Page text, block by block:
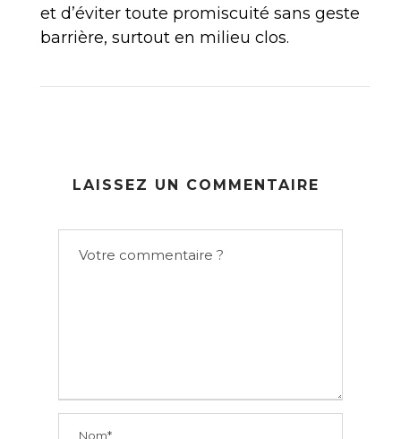
et d’éviter toute promiscuité sans geste
barrière, surtout en milieu clos.
LAISSEZ UN COMMENTAIRE